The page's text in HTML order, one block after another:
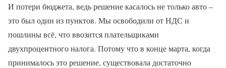
И потери бюджета, ведь решение касалось не только авто –
это был один из пунктов. Мы освободили от НДС и
пошлины всё, что ввозится плательщиками
двухпроцентного налога. Потому что в конце марта, когда
принималось это решение, существовала достаточно